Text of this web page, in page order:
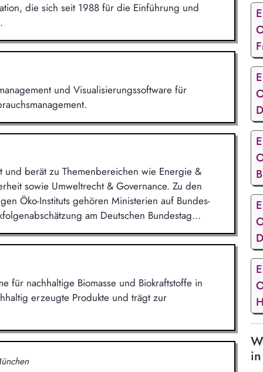
die sich seit 1988 für die Einführung und
und Visualisierungssoftware für
berät zu Themenbereichen wie Energie &
sowie Umweltrecht & Governance. Zu den
Öko-Instituts gehören Ministerien auf Bundes-
am Deutschen Bundestag...
für nachhaltige Biomasse und Biokraftstoffe in
erzeugte Produkte und trägt zur